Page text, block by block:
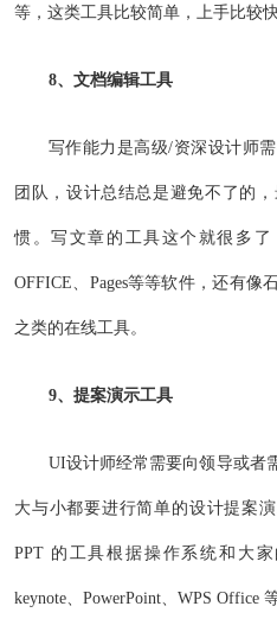
等，这类工具比较简单，上手比较快
8、文档编辑工具
写作能力是高级/资深设计师
团队，设计总结总是避免不了的
惯。写文章的工具这个就很多了
OFFICE、Pages等等软件，还有
之类的在线工具。
9、提案演示工具
UI设计师经常需要向领导或者
大与小都要进行简单的设计提案
PPT 的工具根据操作系统和大
keynote、PowerPoint、WPS Office